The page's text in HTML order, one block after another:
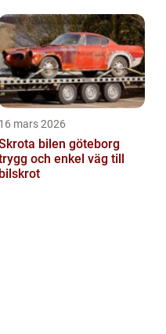
16 mars 2026
bilen göteborg
och enkel väg till
bilskrot